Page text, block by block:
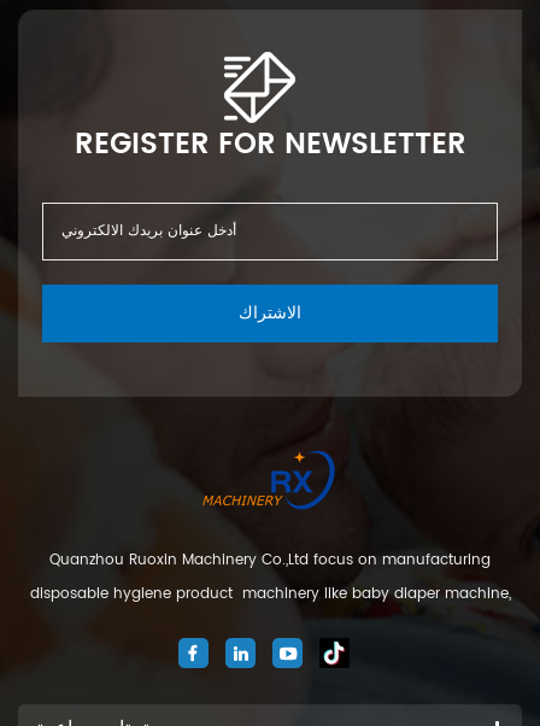
REGISTER FOR NEWSLETTER
الاشتراك
Quanzhou Ruoxin Machinery Co.,Ltd focus on manufacturing
disposable hygiene product machinery like baby diaper machine,
machine. We are located in Jinjiang city, Fujian Province, China. And